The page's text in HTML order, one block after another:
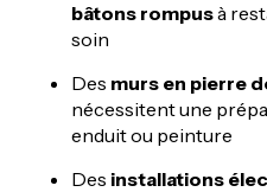
bâtons rompusà
soin
Des murs en pierre
nécessitent une
enduit ou peinture
Des installations